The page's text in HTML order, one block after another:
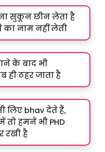
सुकून छीन लेता है
का नाम नहीं लेती
के बाद भी
ही ठहर जाता है
लिए bhav देते हैं,
हमने भी PHD
रखी है